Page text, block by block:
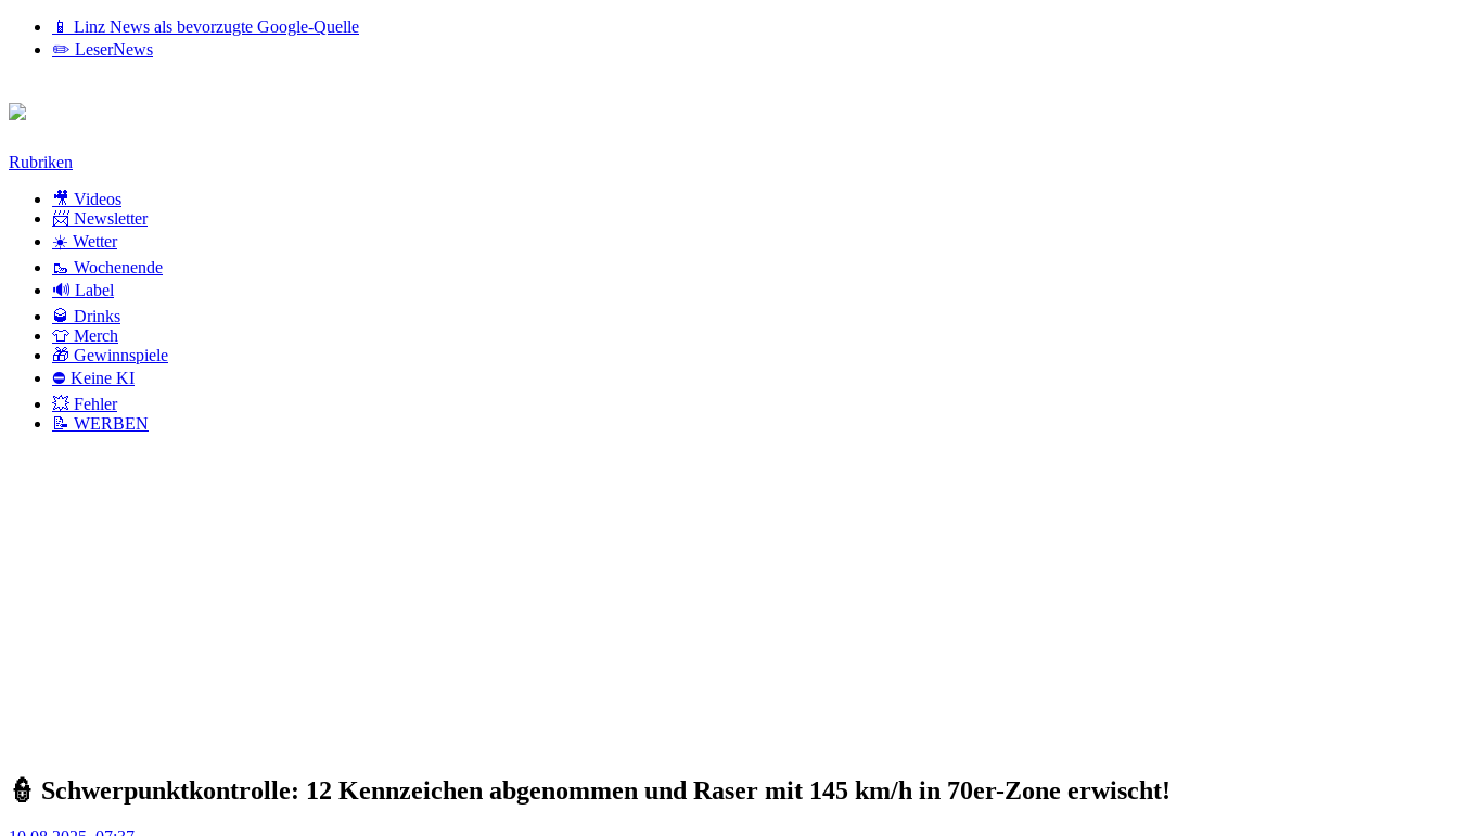
📱 Linz News als bevorzugte Google-Quelle
✏️ LeserNews
Zum
Rubriken
🎥 Videos
📨 Newsletter
☀️ Wetter
🥾 Wochenende
🔊 Label
🥃 Drinks
👕 Merch
🎁 Gewinnspiele
⛔ Keine KI
💥 Fehler
📝 WERBEN
👮 Schwerpunktkontrolle: 12 Kennzeichen abgenommen und Raser mit 145 km/h in 70er-Zone erwischt!